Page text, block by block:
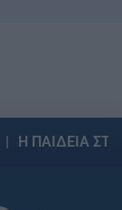
Η ΠΑΙΔΕΙΑ